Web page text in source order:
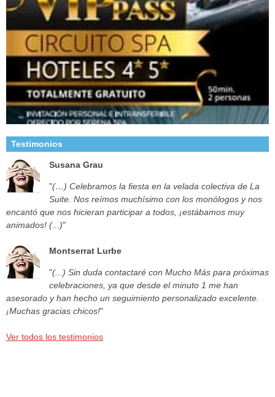
Testimonios
Susana Grau
"(…) Celebramos la fiesta en la velada colectiva de La
Suite. Nos reímos muchísimo con los monólogos y nos
encantó que nos hicieran participar a todos, ¡estábamos muy
animados! (...)"
Montserrat Lurbe
"(...) Sin duda contactaré con Mucho Más para próximas
celebraciones, ya que desde el minuto 1 me han
asesorado y han hecho un seguimiento personalizado excelente.
¡Muchas gracias chicos!"
Ver todos los testimonios